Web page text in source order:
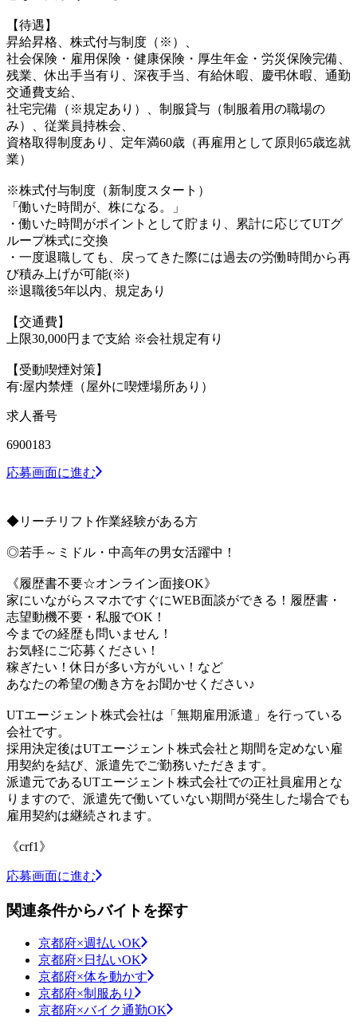
【待遇】
昇給昇格、株式付与制度（※）、
社会保険・雇用保険・健康保険・厚生年金・労災保険完備、
残業、休出手当有り、深夜手当、有給休暇、慶弔休暇、通勤
交通費支給、
社宅完備（※規定あり）、制服貸与（制服着用の職場の
み）、従業員持株会、
資格取得制度あり、定年満60歳（再雇用として原則65歳迄就
業）
※株式付与制度（新制度スタート）
「働いた時間が、株になる。」
・働いた時間がポイントとして貯まり、累計に応じてUTグ
ループ株式に交換
・一度退職しても、戻ってきた際には過去の労働時間から再
び積み上げが可能(※)
※退職後5年以内、規定あり
【交通費】
上限30,000円まで支給 ※会社規定有り
【受動喫煙対策】
有:屋内禁煙（屋外に喫煙場所あり）
求人番号
6900183
応募画面に進む
◆リーチリフト作業経験がある方
◎若手～ミドル・中高年の男女活躍中！
《履歴書不要☆オンライン面接OK》
家にいながらスマホですぐにWEB面談ができる！履歴書・
志望動機不要・私服でOK！
今までの経歴も問いません！
お気軽にご応募ください！
稼ぎたい！休日が多い方がいい！など
あなたの希望の働き方をお聞かせください♪
UTエージェント株式会社は「無期雇用派遣」を行っている
会社です。
採用決定後はUTエージェント株式会社と期間を定めない雇
用契約を結び、派遣先でご勤務いただきます。
派遣元であるUTエージェント株式会社での正社員雇用とな
りますので、派遣先で働いていない期間が発生した場合でも
雇用契約は継続されます。
《crf1》
応募画面に進む
関連条件からバイトを探す
京都府×週払いOK
京都府×日払いOK
京都府×体を動かす
京都府×制服あり
京都府×バイク通勤OK